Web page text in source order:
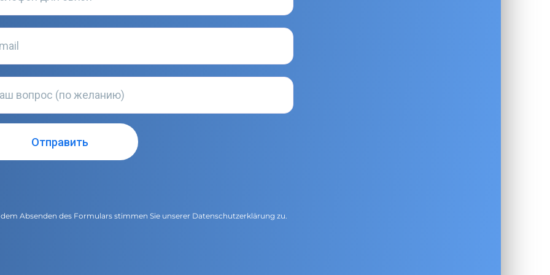
Absenden des Formulars stimmen Sie unserer Datenschutzerklärung zu.